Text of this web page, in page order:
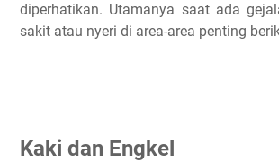
diperhatikan. Utamanya saat ada
sakit atau nyeri di area-area penting
Kaki dan Engkel